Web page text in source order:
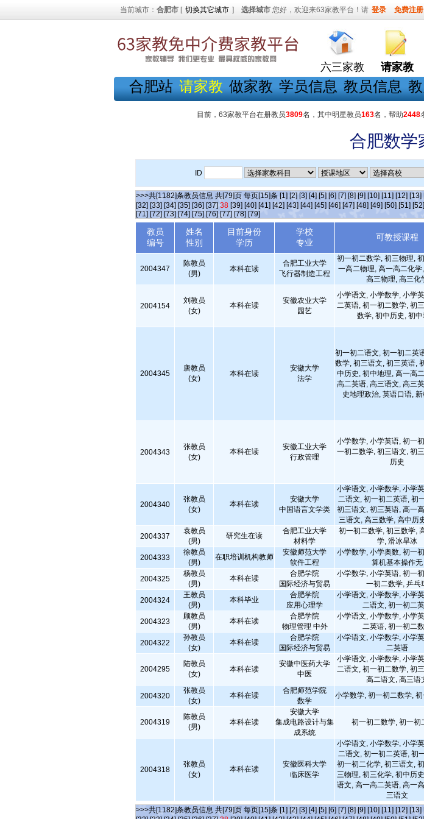
当前城市： 合肥市 [ 切换其它城市 ] 选择城市 您好，欢迎来63家教平台！请 登录 免费注册
六三家教 请家教
合肥站 请家教 做家教 学员信息 教员信息
目前，63家教平台在册教员3809名，其中明星教员163名，帮助2448
合肥数学
ID
>>>共[1182]条教员信息 共[79]页 每页[15]条 [1] [2] [3] [4] [5] [6] [7] [8] [9] [10] [11] [12] [13]
[32] [33] [34] [35] [36] [37] 38 [39] [40] [41] [42] [43] [44] [45] [46] [47] [48] [49] [50] [51] [52]
[71] [72] [73] [74] [75] [76] [77] [78] [79]
教员
编号
姓名
性别
目前身份
学历
学校
专业
可教授课程
2004347
陈教员
(男)
本科在读
合肥工业大学
飞行器制造工程
初一初二数学, 初三物理,
一高二物理, 高一高二化学
高三物理, 高三化
2004154
刘教员
(女)
本科在读
安徽农业大学
园艺
小学语文, 小学数学, 小学
二英语, 初一初二数学, 初
数学, 初中历史, 初中
2004345
唐教员
(女)
本科在读
安徽大学
法学
初一初二语文, 初一初二英
数学, 初三语文, 初三英语,
中历史, 初中地理, 高一高
高二英语, 高三语文, 高三
史地理政治, 英语口语,
2004343
张教员
(女)
本科在读
安徽工业大学
行政管理
小学数学, 小学英语, 初一
一初二数学, 初三语文, 初
历史
2004340
张教员
(女)
本科在读
安徽大学
中国语言文学类
小学语文, 小学数学, 小学
二语文, 初一初二英语, 初
初三语文, 初三英语, 高一
三语文, 高三数学, 高中历
2004337
袁教员
(男)
研究生在读
合肥工业大学
材料学
初一初二数学, 初三数学,
学, 滑冰旱冰
2004333
徐教员
(男)
在职培训机构教师
安徽师范大学
软件工程
小学数学, 小学奥数, 初一
算机基本操作无
2004325
杨教员
(男)
本科在读
合肥学院
国际经济与贸易
小学数学, 小学英语, 初一
一初二数学, 乒乓
2004324
王教员
(男)
本科毕业
合肥学院
应用心理学
小学语文, 小学数学, 小学
二语文, 初一初二
2004323
顾教员
(男)
本科在读
合肥学院
物理管理 中外
小学语文, 小学数学, 小学
二英语, 初一初二
2004322
孙教员
(女)
本科在读
合肥学院
国际经济与贸易
小学语文, 小学数学, 小学
二英语
2004295
陆教员
(女)
本科在读
安徽中医药大学
中医
小学语文, 小学数学, 小学
二语文, 初一初二数学, 初
高二语文, 高三语
2004320
张教员
(女)
本科在读
合肥师范学院
数学
小学数学, 初一初二数学,
2004319
陈教员
(男)
本科在读
安徽大学
集成电路设计与集
成系统
初一初二数学, 初一初
2004318
张教员
(女)
本科在读
安徽医科大学
临床医学
小学语文, 小学数学, 小学
二语文, 初一初二英语, 初
初一初二化学, 初三语文,
三物理, 初三化学, 初中历
语文, 高一高二英语, 高一
三语文
>>>共[1182]条教员信息 共[79]页 每页[15]条 [1] [2] [3] [4] [5] [6] [7] [8] [9] [10] [11] [12] [13]